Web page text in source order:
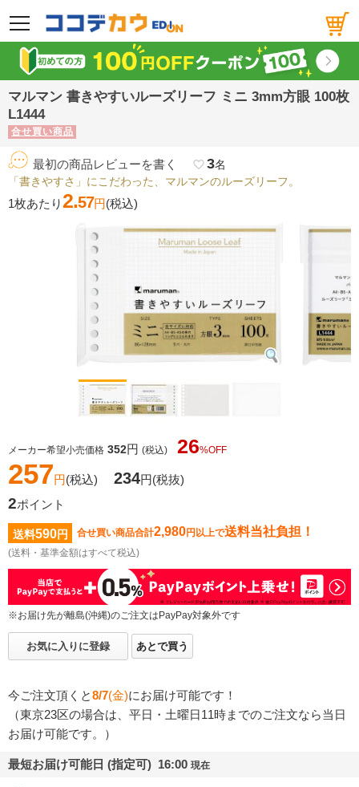
メニュー
マルマン 書きやすいルーズリーフ ミニ 3mm方眼 100枚
L1444
合せ買い商品
最初の商品レビューを書く favorite_border3名
「書きやすさ」にこだわった、マルマンのルーズリーフ。
1枚あたり2.57円(税込)
メーカー希望小売価格 352円 (税込) 26%OFF
257円(税込) 234円(税抜)
2ポイント
送料590円 合せ買い商品合計2,980円以上で送料当社負担！
(送料・基準金額はすべて税込)
※お届け先が離島(沖縄)のご注文はPayPay対象外です
お気に入りに登録 あとで買う
今ご注文頂くと8/7(金)にお届け可能です！
（東京23区の場合は、平日・土曜日11時までのご注文なら当日
お届け可能です。）
最短お届け可能日 (指定可) 16:00 現在